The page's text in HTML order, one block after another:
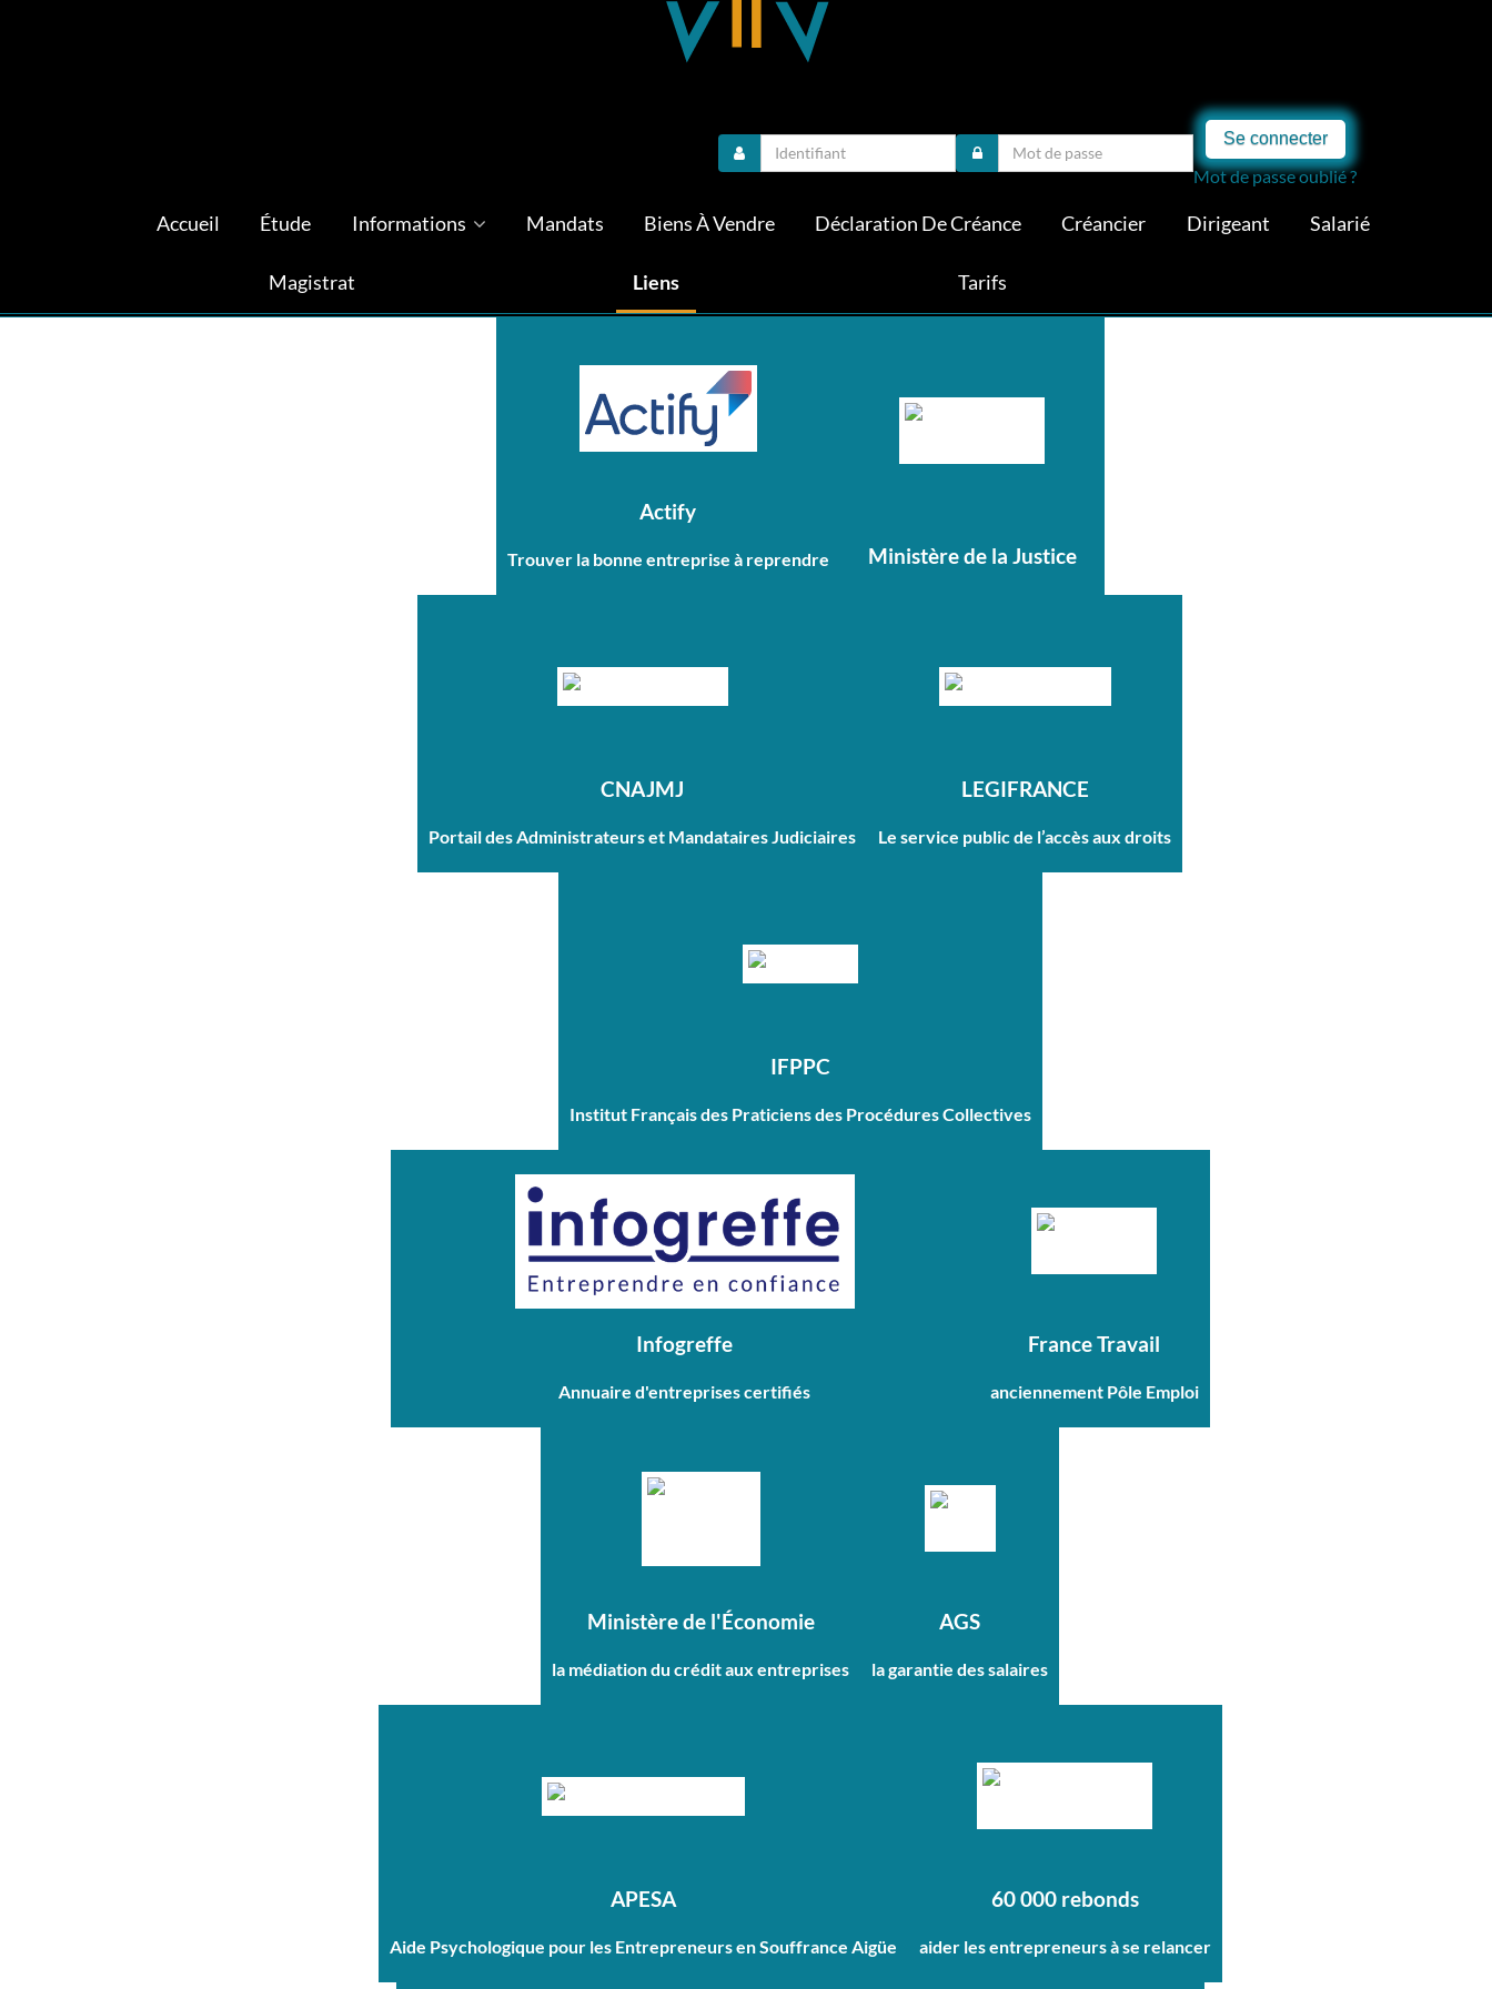
Se connecter
Mot de passe oublié ?
Accueil Étude Informations Mandats Biens À Vendre Déclaration De Créance Créancier Dirigeant Salarié
Magistrat Liens Tarifs
Actify
Trouver la bonne entreprise à reprendre Ministère de la Justice
CNAJMJ
Portail des Administrateurs et Mandataires Judiciaires
LEGIFRANCE
Le service public de l’accès aux droits
IFPPC
Institut Français des Praticiens des Procédures Collectives
Infogreffe
Annuaire d'entreprises certifiés
France Travail
anciennement Pôle Emploi
Ministère de l'Économie
la médiation du crédit aux entreprises
AGS
la garantie des salaires
APESA
Aide Psychologique pour les Entrepreneurs en Souffrance Aigüe
60 000 rebonds
aider les entrepreneurs à se relancer